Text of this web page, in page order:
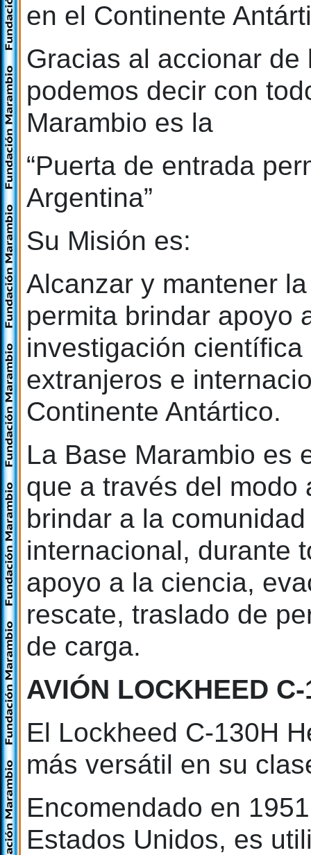
en el Continente
Gracias al accionar
podemos decir con
Marambio es la
“Puerta de entrada
Argentina”
Su Misión es:
Alcanzar y mantener
permita brindar apoyo
investigación
extranjeros e
Continente Antártico.
La Base Marambio es
que a través del modo
brindar a la
internacional, durante
apoyo a la ciencia,
rescate, traslado de
de carga.
AVIÓN LOCKHEED
El Lockheed C-130H
más versátil en su
Encomendado en
Estados Unidos, es